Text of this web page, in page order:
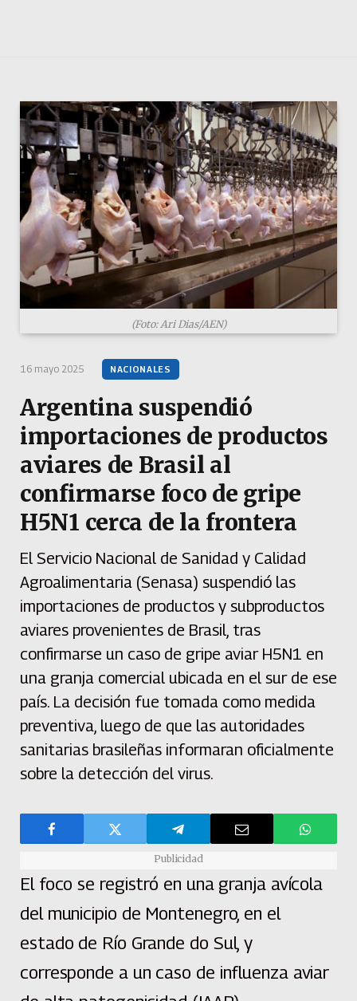
16 mayo 2025 NACIONALES
Argentina suspendió
importaciones de productos
aviares de Brasil al
confirmarse foco de gripe
H5N1 cerca de la frontera
El Servicio Nacional de Sanidad y Calidad
Agroalimentaria (Senasa) suspendió las
importaciones de productos y subproductos
aviares provenientes de Brasil, tras
confirmarse un caso de gripe aviar H5N1 en
una granja comercial ubicada en el sur de ese
país. La decisión fue tomada como medida
preventiva, luego de que las autoridades
sanitarias brasileñas informaran oficialmente
sobre la detección del virus.
(Foto: Ari Dias/AEN)
Publicidad
El foco se registró en una granja avícola
del municipio de Montenegro, en el
estado de Río Grande do Sul, y
corresponde a un caso de influenza aviar